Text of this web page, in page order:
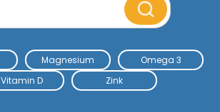
Magnesium
Omega 3
Vitamin D Zink